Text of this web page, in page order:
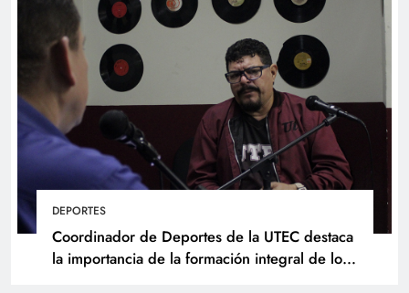
DEPORTES
Coordinador de Deportes de la UTEC destaca
la importancia de la formación integral de los